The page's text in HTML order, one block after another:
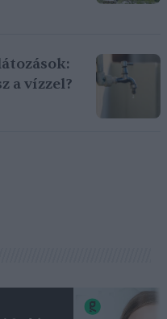
a vízzel?